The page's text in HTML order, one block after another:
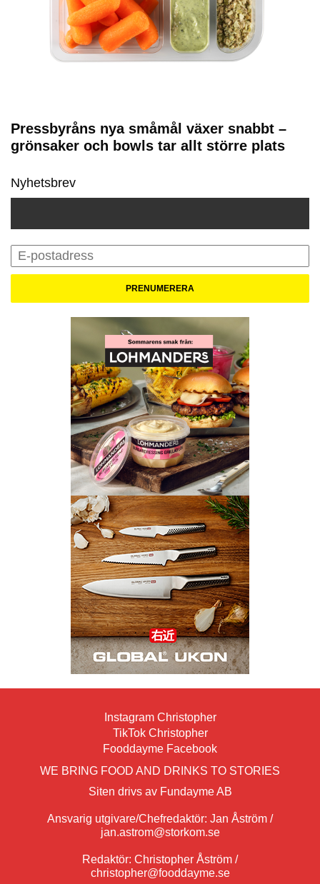
Pressbyråns nya småmål växer snabbt –
grönsaker och bowls tar allt större plats
Nyhetsbrev
Instagram Christopher
TikTok Christopher
Fooddayme Facebook
WE BRING FOOD AND DRINKS TO STORIES
Siten drivs av Fundayme AB
Ansvarig utgivare/Chefredaktör: Jan Åström /
jan.astrom@storkom.se
Redaktör: Christopher Åström /
christopher@fooddayme.se